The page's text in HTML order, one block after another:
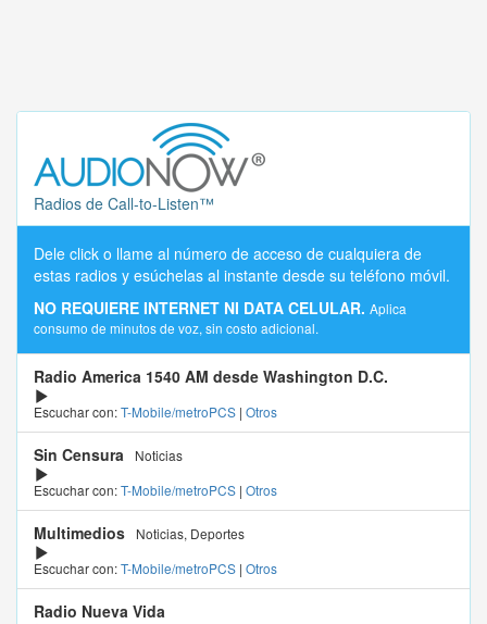
Radios de Call-to-Listen™
Dele click o llame al número de acceso de cualquiera de
estas radios y esúchelas al instante desde su teléfono móvil.
NO REQUIERE INTERNET NI DATA CELULAR. Aplica
consumo de minutos de voz, sin costo adicional.
Radio America 1540 AM desde Washington D.C.
Escuchar con:T-Mobile/metroPCS | Otros
Sin Censura
Noticias
Escuchar con:T-Mobile/metroPCS | Otros
Multimedios
Noticias, Deportes
Escuchar con:T-Mobile/metroPCS | Otros
Radio Nueva Vida